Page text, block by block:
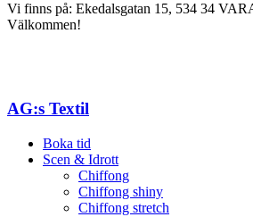
Vi finns på: Ekedalsgatan 15, 534 34
Välkommen!
AG:s Textil
Boka tid
Scen & Idrott
Chiffong
Chiffong shiny
Chiffong stretch